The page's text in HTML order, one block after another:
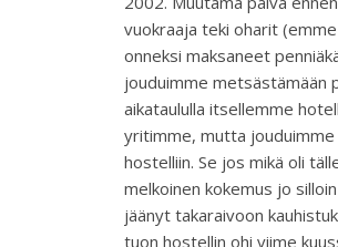
vuokraaja teki oharit
onneksi maksaneet
jouduimme metsästämään
aikataululla itsellemme
yritimme, mutta
hostelliin. Se jos mikä oli
melkoinen kokemus jo
jäänyt takaraivoon
tuon hostellin ohi viime